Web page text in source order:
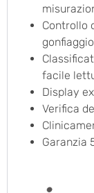
Controllo
facile
Display
Verifica
Garanzia